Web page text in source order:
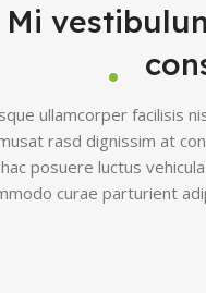
Mi
ullamcorper facilisis
rasd dignissim at
posuere luctus
curae parturient